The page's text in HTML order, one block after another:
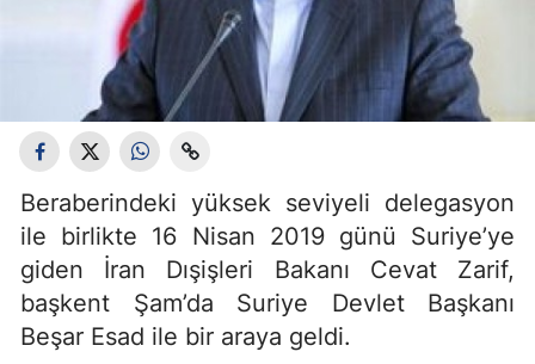
Beraberindeki yüksek seviyeli delegasyon
ile birlikte 16 Nisan 2019 günü Suriye’ye
giden İran Dışişleri Bakanı Cevat Zarif,
başkent Şam’da Suriye Devlet Başkanı
Beşar Esad ile bir araya geldi.